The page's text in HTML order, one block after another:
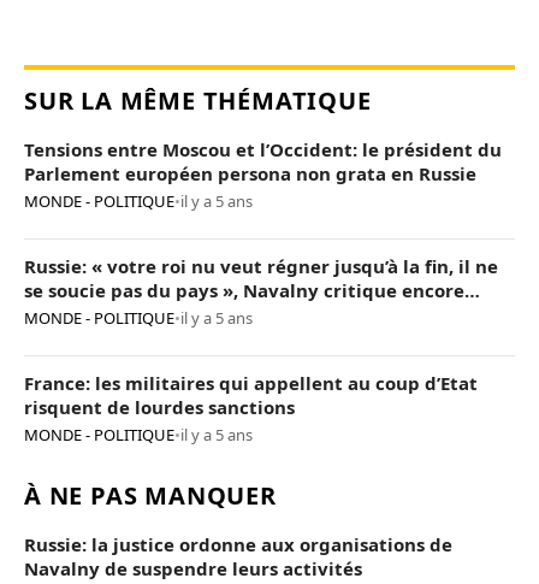
SUR LA MÊME THÉMATIQUE
Tensions entre Moscou et l’Occident: le président du
Parlement européen persona non grata en Russie
MONDE - POLITIQUE•il y a 5 ans
Russie: « votre roi nu veut régner jusqu’à la fin, il ne
se soucie pas du pays », Navalny critique encore
Poutine
MONDE - POLITIQUE•il y a 5 ans
France: les militaires qui appellent au coup d’Etat
risquent de lourdes sanctions
MONDE - POLITIQUE•il y a 5 ans
À NE PAS MANQUER
Russie: la justice ordonne aux organisations de
Navalny de suspendre leurs activités